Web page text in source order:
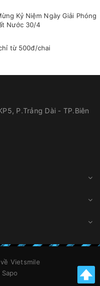
Kỷ Niệm Ngày Giải Phóng
Nước 30/4
từ 500đ/chai
P.Trảng Dài - TP.Biên
Vietsmile
Sapo